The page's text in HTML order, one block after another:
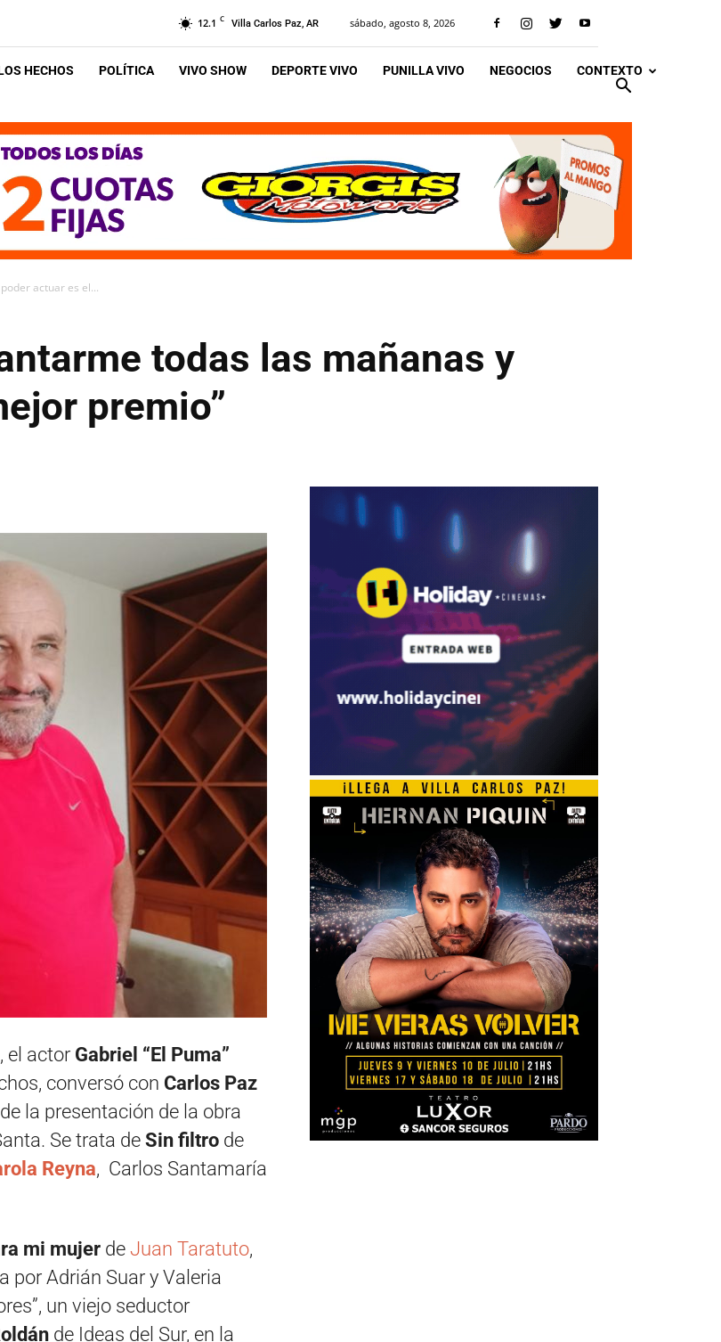
12.1 C Villa Carlos Paz, AR sábado, agosto 8, 2026
HECHOS POLÍTICA VIVO SHOW DEPORTE VIVO PUNILLA VIVO NEGOCIOS CONTEXTO
actuar es el...
todas las mañanas y
premio”
el actor Gabriel “El Puma”
conversó con Carlos Paz
la presentación de la obra
Se trata de Sin filtro de
Reyna, Carlos Santamaría
mi mujer de Juan Taratuto,
por Adrián Suar y Valeria
un viejo seductor
de Ideas del Sur, en la